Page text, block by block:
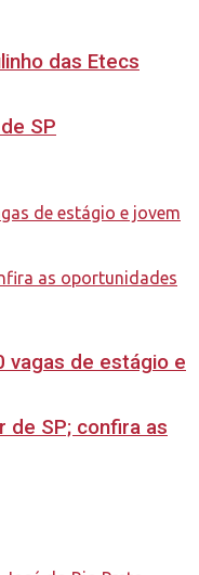
das Etecs
SP
vagas de estágio e
de SP; confira as